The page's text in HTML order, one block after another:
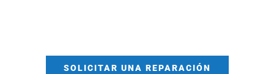
SOLICITAR UNA REPARACIÓN